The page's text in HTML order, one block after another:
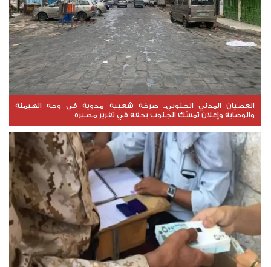
العصيان المدني الجنوبي.. صرخة شعبية مدوية في وجه الهيمنة
والوصاية وإعلان تمسّك الجنوب بحقه في تقرير مصيره